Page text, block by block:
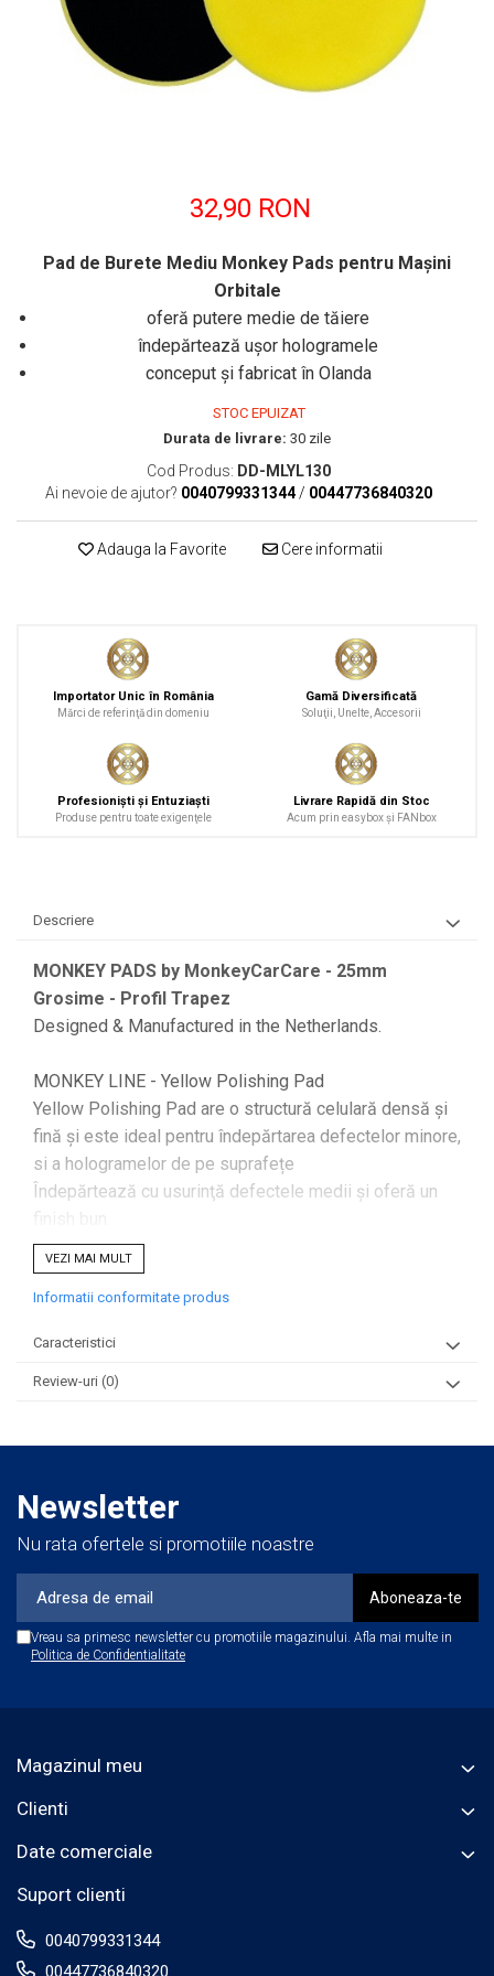
32,90 RON
Pad de Burete Mediu Monkey Pads pentru Maşini
Orbitale
oferă putere medie de tăiere
îndepărtează uşor hologramele
conceput şi fabricat în Olanda
STOC EPUIZAT
Durata de livrare: 30 zile
Cod Produs: DD-MLYL130
Ai nevoie de ajutor? 0040799331344/ 00447736840320
Adauga la Favorite Cere informatii
Importator Unic în România
Mărci de referinţă din domeniu
Gamă Diversificată
Soluţii, Unelte, Accesorii
Profesionişti şi Entuziaşti
Produse pentru toate exigenţele
Livrare Rapidă din Stoc
Acum prin easybox şi FANbox
Descriere
MONKEY PADS by MonkeyCarCare - 25mm
Grosime - Profil Trapez
Designed & Manufactured in the Netherlands.
MONKEY LINE - Yellow Polishing Pad
Yellow Polishing Pad are o structură celulară densă și
fină și este ideal pentru îndepărtarea defectelor minore,
si a hologramelor de pe suprafețe
Îndepărtează cu usurinţă defectele medii şi oferă un
Ofera rezultate remarcabile in combinatie cu MONKEY
MEDIUM COMPOUND sau cu MONKEY FINISHING
- Heavy Cutting - Red
Toate pad-urile sunt disponibile în mărimile 3", 5" și 6"
Caracteristici:
- pentru maşini orbitale
- burete şi velcro de calitate
- dimensiuni: velcro 130mm / contact la suprafață
140mm
VEZI MAI MULT
Informatii conformitate produs
Caracteristici
Review-uri (0)
Newsletter
Nu rata ofertele si promotiile noastre
Vreau sa primesc newsletter cu promotiile magazinului. Afla mai multe in
Politica de Confidentialitate
Magazinul meu
Clienti
Date comerciale
Suport clienti
0040799331344
00447736840320